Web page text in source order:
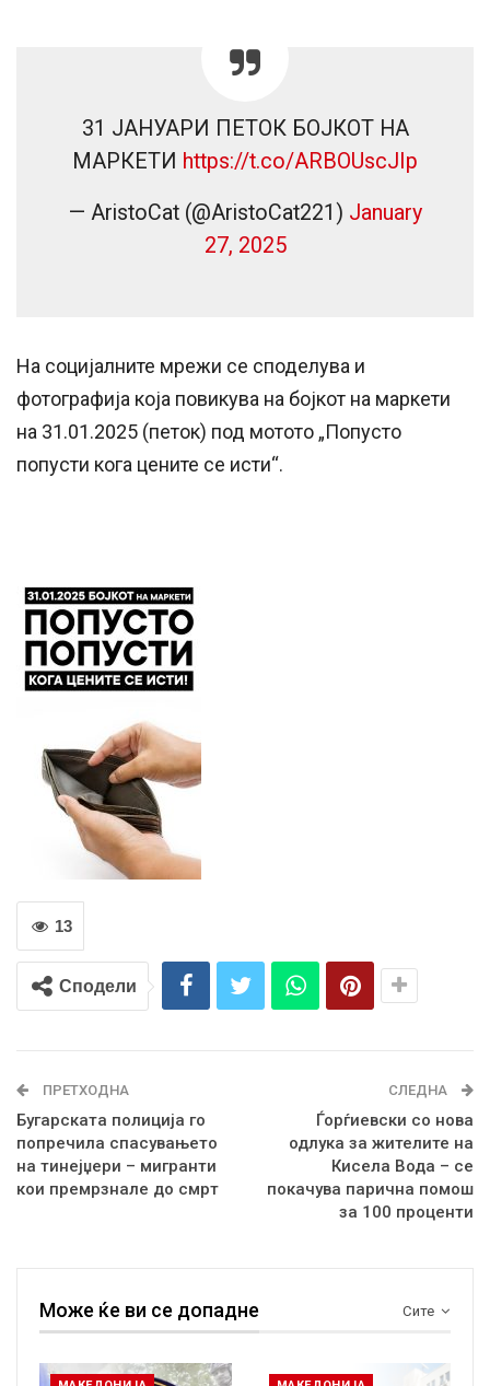
31 ЈАНУАРИ ПЕТОК БОЈКОТ НА
МАРКЕТИ https://t.co/ARBOUscJIp
— AristoCat (@AristoCat221) January
27, 2025
На социјалните мрежи се споделува и
фотографија која повикува на бојкот на маркети
на 31.01.2025 (петок) под мотото „Попусто
попусти кога цените се исти“.
13
Сподели
ПРЕТХОДНА
Бугарската полиција го
попречила спасувањето
на тинејџери – мигранти
кои премрзнале до смрт
СЛЕДНА
Ѓорѓиевски со нова
одлука за жителите на
Кисела Вода – се
покачува парична помош
за 100 проценти
Сите
Може ќе ви се допадне